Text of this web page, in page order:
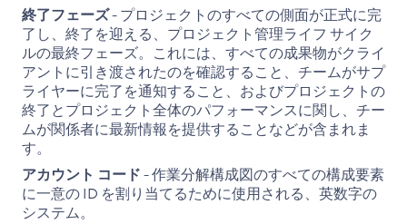
終了フェーズ- プロジェクトのすべての側面が正式に完
了し、終了を迎える、プロジェクト管理ライフ サイク
ルの最終フェーズ。これには、すべての成果物がクライ
アントに引き渡されたのを確認すること、チームがサプ
ライヤーに完了を通知すること、およびプロジェクトの
終了とプロジェクト全体のパフォーマンスに関し、チー
ムが関係者に最新情報を提供することなどが含まれま
す。
アカウント コード- 作業分解構成図のすべての構成要素
に一意の ID を割り当てるために使用される、英数字の
システム。